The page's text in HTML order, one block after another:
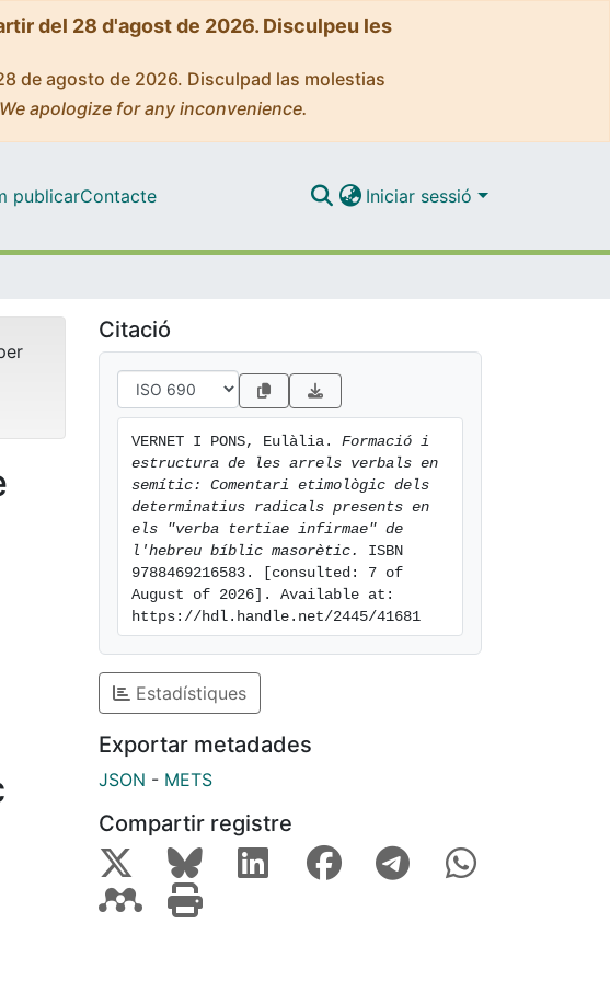
del 28 d'agost de 2026. Disculpeu les
de agosto de 2026. Disculpad las molestias
apologize for any inconvenience.
publicarContacte Iniciar sessió
Citació
VERNET I PONS, Eulàlia. Formació i
estructura de les arrels verbals en
semític: Comentari etimològic dels
determinatius radicals presents en
els "verba tertiae infirmae" de
l'hebreu bíblic masorètic.
ISBN
9788469216583. [consulted: 7 of
August of 2026]. Available at:
https://hdl.handle.net/2445/41681
Estadístiques
Exportar metadades
JSON - METS
Compartir registre